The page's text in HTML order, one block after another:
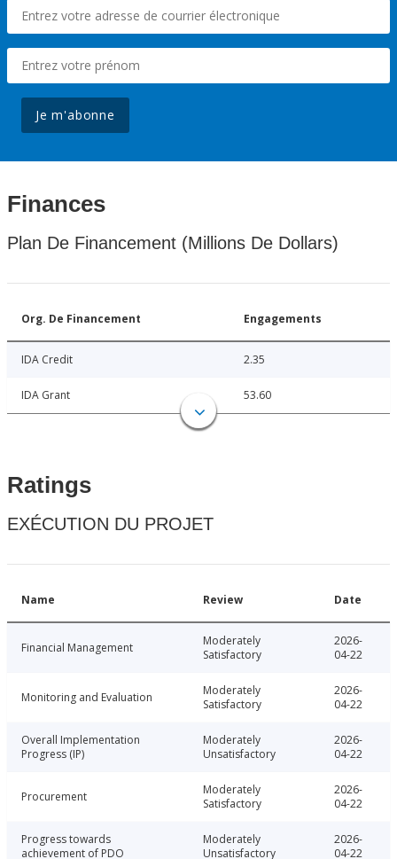
Je m'abonne
Finances
Plan De Financement (Millions De Dollars)
Org. De Financement Engagements
IDA Credit 2.35
IDA Grant 53.60
Ratings
EXÉCUTION DU PROJET
Name Review Date
Financial Management
Moderately
Satisfactory
2026-
04-22
Monitoring and Evaluation
Moderately
Satisfactory
2026-
04-22
Overall Implementation
Progress (IP)
Moderately
Unsatisfactory
2026-
04-22
Procurement
Moderately
Satisfactory
2026-
04-22
Progress towards
achievement of PDO
Moderately
Unsatisfactory
2026-
04-22